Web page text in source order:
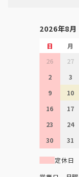
2026年8月
日 月
26
27
2
3
9
10
16
17
23
24
30
31
定休日